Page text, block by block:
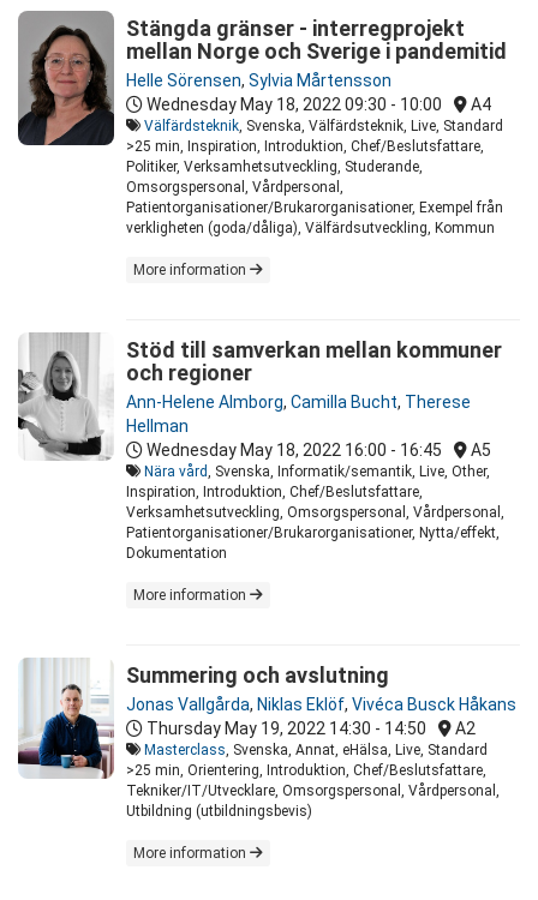
Stängda gränser - interregprojekt
mellan Norge och Sverige i pandemitid
Helle Sörensen, Sylvia Mårtensson
Wednesday May 18, 2022 09:30 - 10:00 A4
Välfärdsteknik, Svenska, Välfärdsteknik, Live, Standard
>25 min, Inspiration, Introduktion, Chef/Beslutsfattare,
Politiker, Verksamhetsutveckling, Studerande,
Omsorgspersonal, Vårdpersonal,
Patientorganisationer/Brukarorganisationer, Exempel från
verkligheten (goda/dåliga), Välfärdsutveckling, Kommun
More information
Stöd till samverkan mellan kommuner
och regioner
Ann-Helene Almborg, Camilla Bucht, Therese
Hellman
Wednesday May 18, 2022 16:00 - 16:45 A5
Nära vård, Svenska, Informatik/semantik, Live, Other,
Inspiration, Introduktion, Chef/Beslutsfattare,
Verksamhetsutveckling, Omsorgspersonal, Vårdpersonal,
Patientorganisationer/Brukarorganisationer, Nytta/effekt,
Dokumentation
More information
Summering och avslutning
Jonas Vallgårda, Niklas Eklöf, Vivéca Busck Håkans
Thursday May 19, 2022 14:30 - 14:50 A2
Masterclass, Svenska, Annat, eHälsa, Live, Standard
>25 min, Orientering, Introduktion, Chef/Beslutsfattare,
Tekniker/IT/Utvecklare, Omsorgspersonal, Vårdpersonal,
Utbildning (utbildningsbevis)
More information